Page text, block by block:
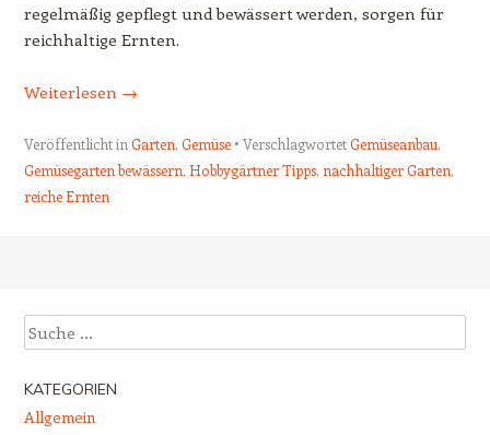
regelmäßig gepflegt und bewässert werden, sorgen für
reichhaltige Ernten.
Weiterlesen →
Veröffentlicht in Garten, Gemüse VerschlagwortetGemüseanbau,
Gemüsegarten bewässern, Hobbygärtner Tipps, nachhaltiger Garten,
reiche Ernten
Suche
KATEGORIEN
Allgemein